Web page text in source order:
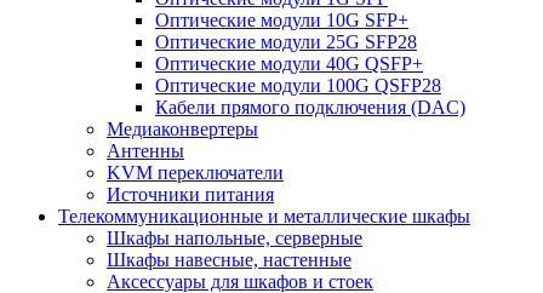
Оптические модули 10G SFP+
Оптические модули 25G SFP28
Оптические модули 40G QSFP+
Оптические модули 100G QSFP28
Кабели прямого подключения (DAC)
Медиаконвертеры
Антенны
KVM переключатели
Источники питания
Телекоммуникационные и металлические шкафы
Шкафы напольные, серверные
Шкафы навесные, настенные
Аксессуары для шкафов и стоек